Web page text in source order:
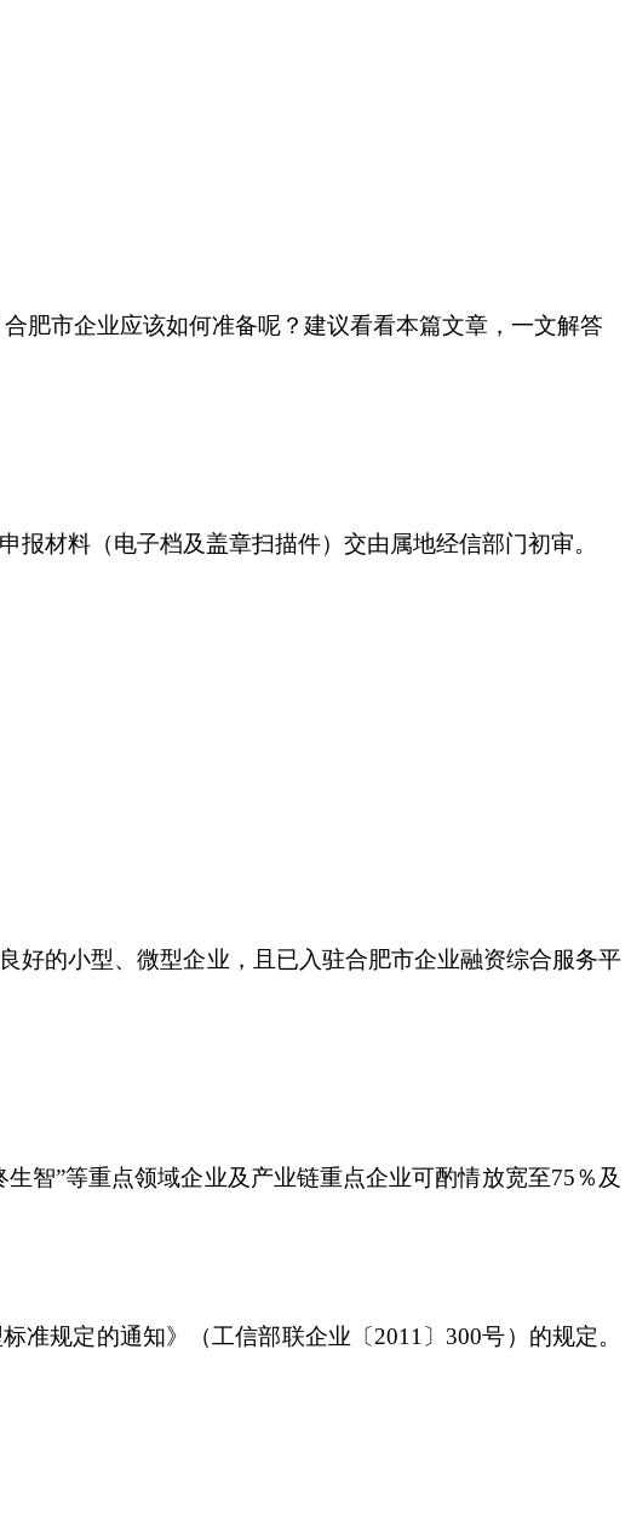
肥市企业应该如何准备呢？建议看看本篇文章，一文解答
材料（电子档及盖章扫描件）交由属地经信部门初审。
好的小型、微型企业，且已入驻合肥市企业融资综合服务平
智”等重点领域企业及产业链重点企业可酌情放宽至75％及
规定的通知》（工信部联企业〔2011〕300号）的规定。